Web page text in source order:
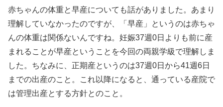
赤ちゃんの体重と早産についても話がありました。あまり
理解していなかったのですが、「早産」というのは赤ちゃ
んの体重は関係ないんですね。妊娠37週0日よりも前に産
まれることが早産ということを今回の両親学級で理解しま
した。ちなみに、正期産というのは37週0日から41週6日
までの出産のこと。これ以降になると、通っている産院で
は管理出産とする方針とのこと。